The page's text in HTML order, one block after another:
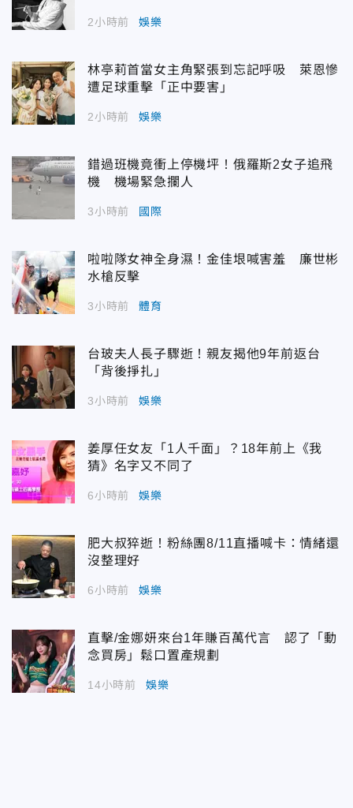
2小時前 娛樂
林亭莉首當女主角緊張到忘記呼吸 萊恩慘
遭足球重擊「正中要害」
2小時前 娛樂
錯過班機竟衝上停機坪！俄羅斯2女子追飛
機 機場緊急攔人
3小時前 國際
啦啦隊女神全身濕！金佳垠喊害羞 廉世彬
水槍反擊
3小時前 體育
台玻夫人長子驟逝！親友揭他9年前返台
「背後掙扎」
3小時前 娛樂
姜厚任女友「1人千面」？18年前上《我
猜》名字又不同了
6小時前 娛樂
肥大叔猝逝！粉絲團8/11直播喊卡：情緒還
沒整理好
6小時前 娛樂
直擊/金娜妍來台1年賺百萬代言 認了「動
念買房」鬆口置產規劃
14小時前 娛樂